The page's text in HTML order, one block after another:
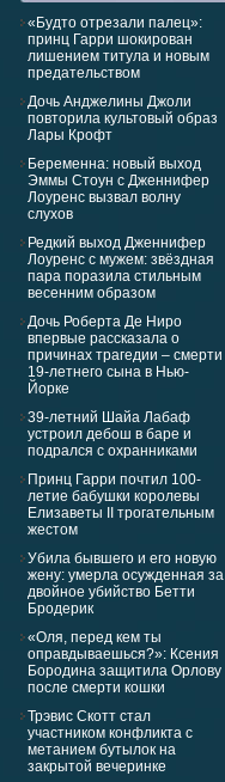
«Будто отрезали палец»:
принц Гарри шокирован
лишением титула и новым
предательством
Дочь Анджелины Джоли
повторила культовый образ
Лары Крофт
Беременна: новый выход
Эммы Стоун с Дженнифер
Лоуренс вызвал волну
слухов
Редкий выход Дженнифер
Лоуренс с мужем: звёздная
пара поразила стильным
весенним образом
Дочь Роберта Де Ниро
впервые рассказала о
причинах трагедии – смерти
19-летнего сына в Нью-
Йорке
39-летний Шайа Лабаф
устроил дебош в баре и
подрался с охранниками
Принц Гарри почтил 100-
летие бабушки королевы
Елизаветы II трогательным
жестом
Убила бывшего и его новую
жену: умерла осужденная за
двойное убийство Бетти
Бродерик
«Оля, перед кем ты
оправдываешься?»: Ксения
Бородина защитила Орлову
после смерти кошки
Трэвис Скотт стал
участником конфликта с
метанием бутылок на
закрытой вечеринке